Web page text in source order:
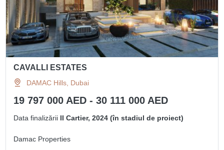
CAVALLI ESTATES
DAMAC Hills, Dubai
19 797 000 AED - 30 111 000 AED
Data finalizării II Cartier, 2024 (în stadiul de proiect)
Damac Properties